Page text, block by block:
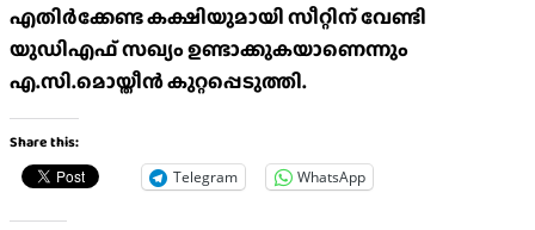
എതിർക്കേണ്ട കക്ഷിയുമായി സീറ്റിന് വേണ്ടി
യുഡിഎഫ് സഖ്യം ഉണ്ടാക്കുകയാണെന്നും
എ.സി.മൊയ്തീൻ കുറ്റപ്പെടുത്തി.
Share this:
Telegram WhatsApp